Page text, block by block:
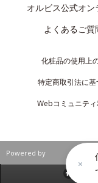
オルビス公式オ
よくあるご
化粧品の使用上
特定商取引法に
Webコミュニテ
Powered by